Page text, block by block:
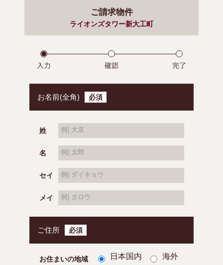
ご請求物件
ライオンズタワー新大工町
お名前(全角) 必須
姓 例) 大京
名 例) 太郎
セイ 例) ダイキョウ
メイ 例) タロウ
ご住所 必須
お住まいの地域 日本国内 海外